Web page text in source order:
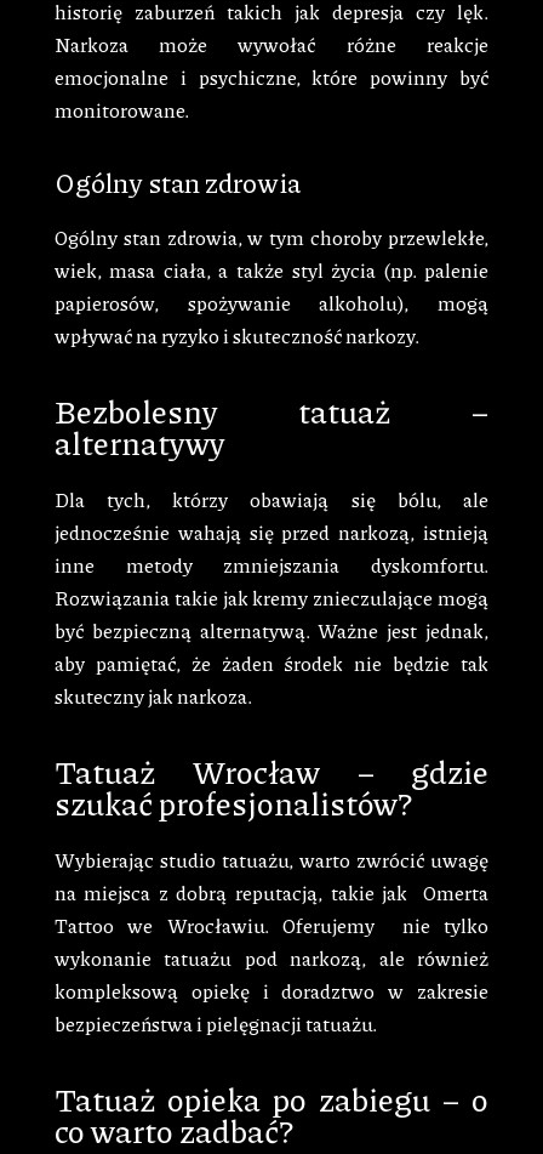
historię zaburzeń takich jak depresja czy lęk.
Narkoza może wywołać różne reakcje
emocjonalne i psychiczne, które powinny być
monitorowane.
Ogólny stan zdrowia
Ogólny stan zdrowia, w tym choroby przewlekłe,
wiek, masa ciała, a także styl życia (np. palenie
papierosów, spożywanie alkoholu), mogą
wpływać na ryzyko i skuteczność narkozy.
Bezbolesny tatuaż –
alternatywy
Dla tych, którzy obawiają się bólu, ale
jednocześnie wahają się przed narkozą, istnieją
inne metody zmniejszania dyskomfortu.
Rozwiązania takie jak kremy znieczulające mogą
być bezpieczną alternatywą. Ważne jest jednak,
aby pamiętać, że żaden środek nie będzie tak
skuteczny jak narkoza.
Tatuaż Wrocław – gdzie
szukać profesjonalistów?
Wybierając studio tatuażu, warto zwrócić uwagę
na miejsca z dobrą reputacją, takie jak Omerta
Tattoo we Wrocławiu. Oferujemy nie tylko
wykonanie tatuażu pod narkozą, ale również
kompleksową opiekę i doradztwo w zakresie
bezpieczeństwa i pielęgnacji tatuażu.
Tatuaż opieka po zabiegu – o
co warto zadbać?